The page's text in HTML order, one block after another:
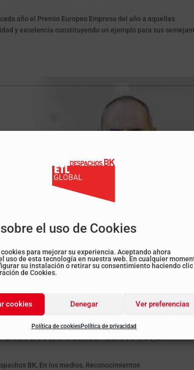
el uso de Cookies
para mejorar su experiencia. Aceptando ahora
uso de esta tecnología en nuestra web. En cualquier
su instalación o retirar su consentimiento haciendo clic
de Cookies.
cookies Denegar Ver preferencias
Política de cookiesPolítica de privacidad
año el Premio Europeo Empresa del año a aquellas
y excelencia constituyendo un ejemplo para sus
XXVII Premio de Novela
BK, En los medios, Reconocimientos